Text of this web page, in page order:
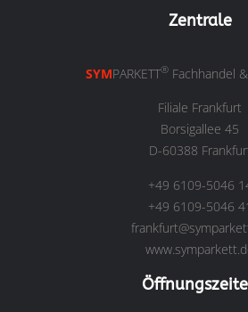
Zentrale
SYMPARKETT®Fachhandel
Filiale Frankfurt
Borsigallee 45
D-60388
+49 6109-5046
+49 6109-5046